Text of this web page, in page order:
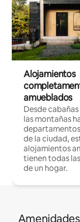
Alojamientos
amueblados
Desde
las montañas
de la ciudad,
alojamientos
tienen todas
de un hogar.